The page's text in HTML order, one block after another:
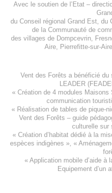
Avec le soutien de l’ Etat –
du Conseil régional Grand Est, du
de la Communauté de
des villages de Dompcevrin,
Aire, Pierrefitte-sur-Aire
Vent des Forêts a bénéficié du
LEADER
« Création de 4 modules Maisons
communication
« Réalisation de tables de pique-
Vent des Forêts – guide
culturelle sur
« Création d’habitat dédié à la
espèces indigènes », «
« Application mobile d’aide à
Equipement d’un